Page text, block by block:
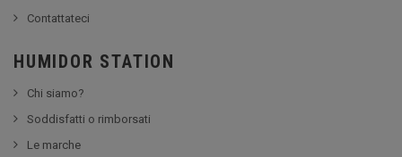
Contattateci
HUMIDOR STATION
Chi siamo?
Soddisfatti o rimborsati
Le marche